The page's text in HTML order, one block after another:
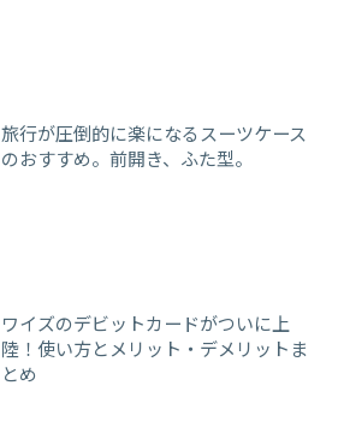
旅行が圧倒的に楽になるスーツケース
のおすすめ。前開き、ふた型。
ワイズのデビットカードがついに上
陸！使い方とメリット・デメリットま
とめ